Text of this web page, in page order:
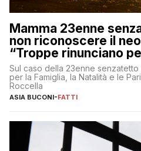
Mamma 23enne
non riconoscere il
“Troppe rinunciano
Sul caso della 23enne
per la Famiglia, la Natalità e le
Roccella
ASIA BUCONI-FATTI